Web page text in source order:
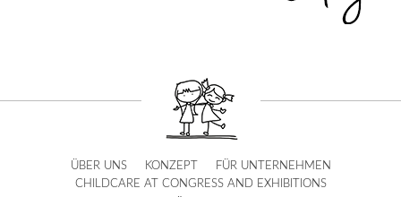
ÜBER UNS KONZEPT
FÜR UNTERNEHMEN
CHILDCARE AT CONGRESS AND EXHIBITIONS